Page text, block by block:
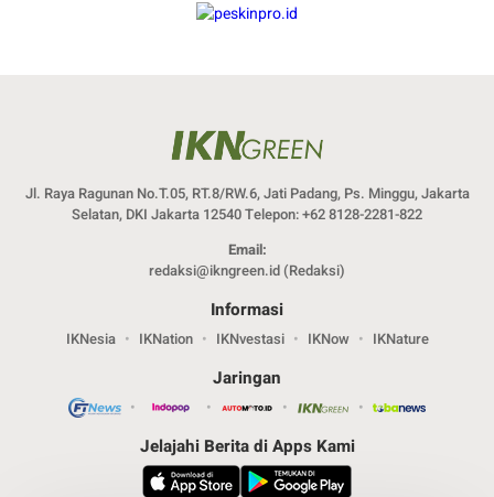
Jl. Raya Ragunan No.T.05, RT.8/RW.6, Jati Padang, Ps. Minggu, Jakarta
Selatan, DKI Jakarta 12540 Telepon: +62 8128-2281-822
Email:
redaksi@ikngreen.id(Redaksi)
Informasi
IKNesia IKNation IKNvestasi IKNow IKNature
Jaringan
Jelajahi Berita di Apps Kami